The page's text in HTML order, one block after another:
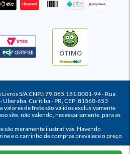
ÓTIMO
S/A CNPJ: 79.065.181.0001-94 - Rua
Uberaba, Curitiba - PR, CEP: 81560-653
valores de frete são válidos exclusivamente
site, não valendo, necessariamente, para as
são meramente ilustrativas. Havendo
e o carrinho de compras prevalece o preço